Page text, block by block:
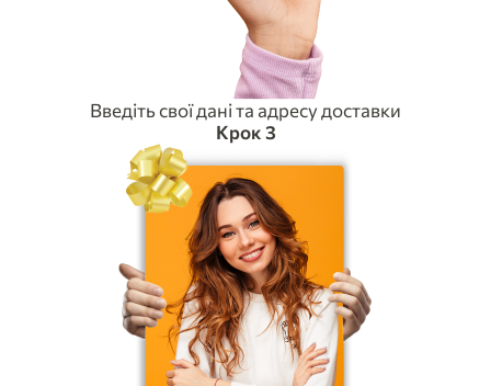
Введіть свої дані та адресу доставки
Крок 3